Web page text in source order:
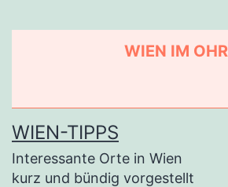
WIEN IM OHR
WIEN-TIPPS
Interessante Orte in Wien
kurz und bündig vorgestellt